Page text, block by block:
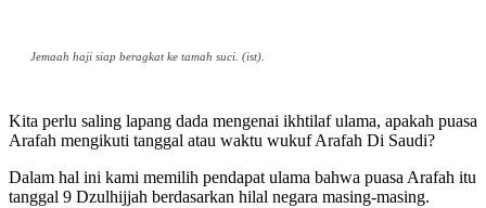
Jemaah haji siap beragkat ke tamah suci. (ist).
Kita perlu saling lapang dada mengenai ikhtilaf ulama, apakah puasa
Arafah mengikuti tanggal atau waktu wukuf Arafah Di Saudi?
Dalam hal ini kami memilih pendapat ulama bahwa puasa Arafah itu
tanggal 9 Dzulhijjah berdasarkan hilal negara masing-masing.